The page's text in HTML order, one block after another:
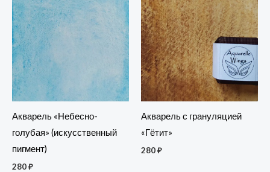
Акварель «Небесно-
голубая» (искусственный
пигмент)
280₽
Акварель с грануляцией
«Гётит»
280₽